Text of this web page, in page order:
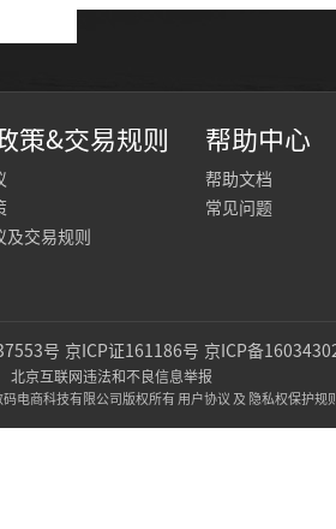
策&交易规则
及交易规则
帮助中心
帮助文档
常见问题
号 京ICP证161186号 京ICP备
北京互联网违法和不良信息举报
电商科技有限公司版权所有 用户协议 及 隐私权保护规